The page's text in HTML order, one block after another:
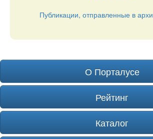
Публикации, отправленные в
О Порталусе
Рейтинг
Каталог